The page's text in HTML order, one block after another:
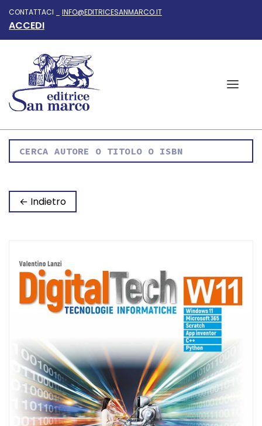
CONTATTACI _ INFO@EDITRICESANMARCO.IT
ACCEDI
← Indietro